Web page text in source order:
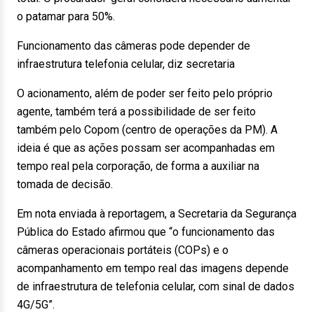
o patamar para 50%.
Funcionamento das câmeras pode depender de
infraestrutura telefonia celular, diz secretaria
O acionamento, além de poder ser feito pelo próprio
agente, também terá a possibilidade de ser feito
também pelo Copom (centro de operações da PM). A
ideia é que as ações possam ser acompanhadas em
tempo real pela corporação, de forma a auxiliar na
tomada de decisão.
Em nota enviada à reportagem, a Secretaria da Segurança
Pública do Estado afirmou que “o funcionamento das
câmeras operacionais portáteis (COPs) e o
acompanhamento em tempo real das imagens depende
de infraestrutura de telefonia celular, com sinal de dados
4G/5G”.